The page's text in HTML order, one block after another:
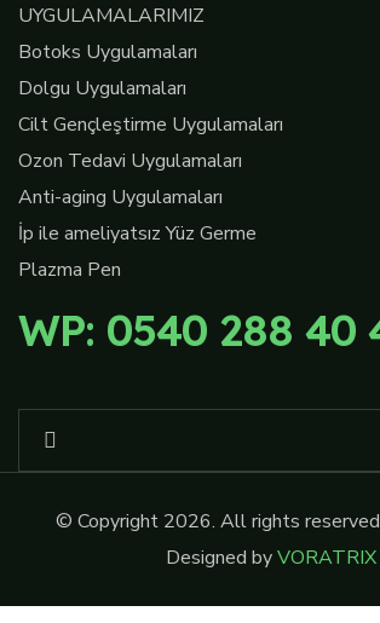
UYGULAMALARIMIZ
Botoks Uygulamaları
Dolgu Uygulamaları
Cilt Gençleştirme Uygulamaları
Ozon Tedavi Uygulamaları
Anti-aging Uygulamaları
İp ile ameliyatsız Yüz Germe
Plazma Pen
WP: 0540 288 40
© Copyright 2026. All rights reserved
Designed byVORATRIX